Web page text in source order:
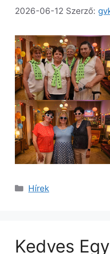
2026-06-12 Szerző:
Kategória
Hírek
Kedves